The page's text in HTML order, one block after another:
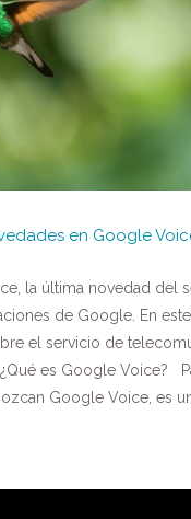
en Google
la última novedad del
de Google. En
el servicio de
es Google Voice?
Google Voice, es